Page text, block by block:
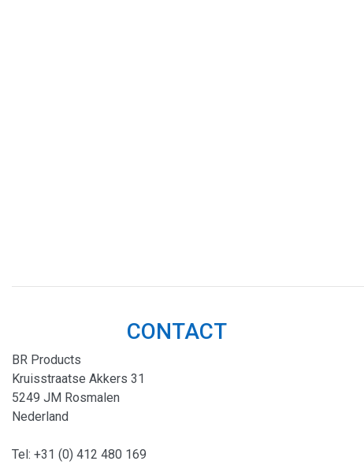
CONTACT
BR Products
Kruisstraatse Akkers 31
5249 JM Rosmalen
Nederland
Tel: +31 (0) 412 480 169